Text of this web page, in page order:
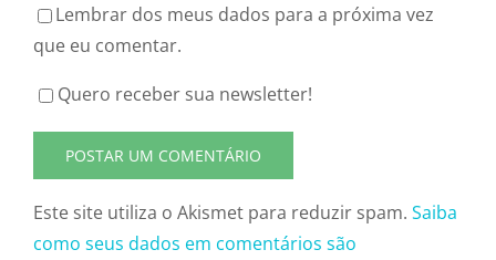
Lembrar dos meus dados para a próxima vez
que eu comentar.
Quero receber sua newsletter!
Este site utiliza o Akismet para reduzir spam. Saiba
como seus dados em comentários são